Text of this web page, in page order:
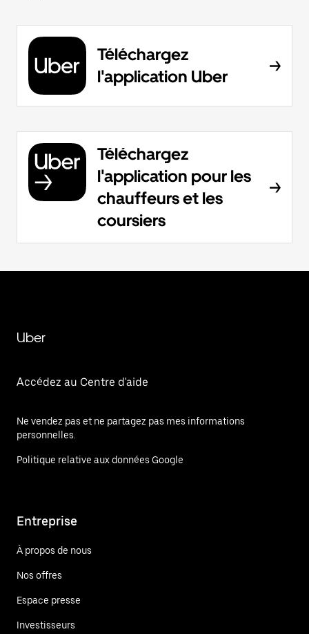
Téléchargez
l'application Uber
Téléchargez
l'application pour les
chauffeurs et les
coursiers
Uber
Accédez au Centre d'aide
Ne vendez pas et ne partagez pas mes informations
personnelles.
Politique relative aux données Google
Entreprise
À propos de nous
Nos offres
Espace presse
Investisseurs